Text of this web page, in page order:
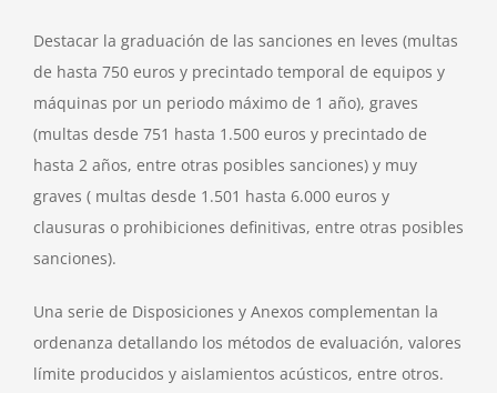
Destacar la graduación de las sanciones en leves (multas
de hasta 750 euros y precintado temporal de equipos y
máquinas por un periodo máximo de 1 año), graves
(multas desde 751 hasta 1.500 euros y precintado de
hasta 2 años, entre otras posibles sanciones) y muy
graves ( multas desde 1.501 hasta 6.000 euros y
clausuras o prohibiciones definitivas, entre otras posibles
sanciones).
Una serie de Disposiciones y Anexos complementan la
ordenanza detallando los métodos de evaluación, valores
límite producidos y aislamientos acústicos, entre otros.